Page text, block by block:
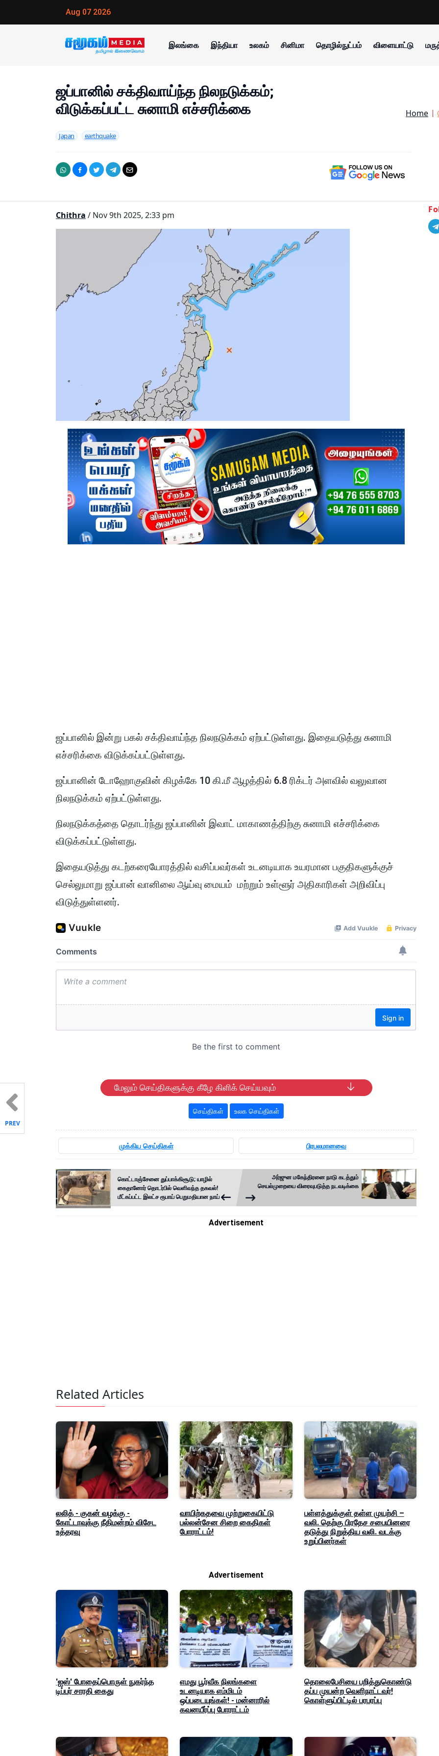
Aug 07 2026
இலங்கை இந்தியா உலகம் சினிமா தொழில்நுட்பம் விளையாட்டு
ஜப்பானில் சக்திவாய்ந்த நிலநடுக்கம்;
விடுக்கப்பட்ட சுனாமி எச்சரிக்கை
Japan earthquake
Home
Chithra / Nov 9th 2025, 2:33 pm
ஜப்பானில் இன்று பகல் சக்திவாய்ந்த நிலநடுக்கம் ஏற்பட்டுள்ளது. இதையடுத்து சுனாமி
எச்சரிக்கை விடுக்கப்பட்டுள்ளது.
ஜப்பானின் டோஹோகுவின் கிழக்கே 10 கி.மீ ஆழத்தில் 6.8 ரிக்டர் அளவில் வலுவான
நிலநடுக்கம் ஏற்பட்டுள்ளது.
நிலநடுக்கத்தை தொடர்ந்து ஜப்பானின் இவாட் மாகாணத்திற்கு சுனாமி எச்சரிக்கை
விடுக்கப்பட்டுள்ளது.
இதையடுத்து கடற்கரையோரத்தில் வசிப்பவர்கள் உடனடியாக உயரமான பகுதிகளுக்குச்
செல்லுமாறு ஜப்பான் வானிலை ஆய்வு மையம் மற்றும் உள்ளூர் அதிகாரிகள் அறிவிப்பு
விடுத்துள்ளனர்.
மேலும் செய்திகளுக்கு கீழே கிளிக் செய்யவும்
செய்திகள் உலக செய்திகள்
முக்கிய செய்திகள் பிரபலமானவை
கொட்டாஞ்சேனை துப்பாக்கிசூடு; யாழில்
கைதானோர் தொடர்பில் வெளிவந்த தகவல்!
மீட்கப்பட்ட இலட்ச ரூபாய் பெறுமதியான நாய்
அர்ஜுன மகேந்திரனை நாடு கடத்தும்
செயல்முறையை விரைவுபடுத்த நடவடிக்கை
PREV
Advertisement
Related Articles
லலித் - குகன் வழக்கு -
கோட்டாவுக்கு நீதிமன்றம் விசேட
உத்தரவு
வாயிற்கதவை முற்றுகையிட்டு
பல்லன்சேன சிறை கைதிகள்
போராட்டம்!
பள்ளத்துக்குள் தள்ள முயற்சி –
வலி. தெற்கு பிரதேச சபையினரை
தடுத்து நிறுத்திய வலி. வடக்கு
உறுப்பினர்கள்
Advertisement
'ஐஸ்' போதைப்பொருள் நுகர்ந்த
டிப்பர் சாரதி கைது
எமது பூர்வீக நிலங்களை
உடனடியாக எம்மிடம்
ஒப்படையுங்கள்! - மன்னாரில்
கவனயீர்ப்பு போராட்டம்
தொலைபேசியை பறித்துகொண்டு
தப்ப முயன்ற வெளிநாட்டவர்!
கொள்ளுப்பிட்டில் பரபரப்பு